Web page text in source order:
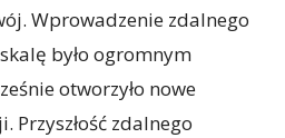
Wprowadzenie zdalnego
było ogromnym
otworzyło nowe
Przyszłość zdalnego